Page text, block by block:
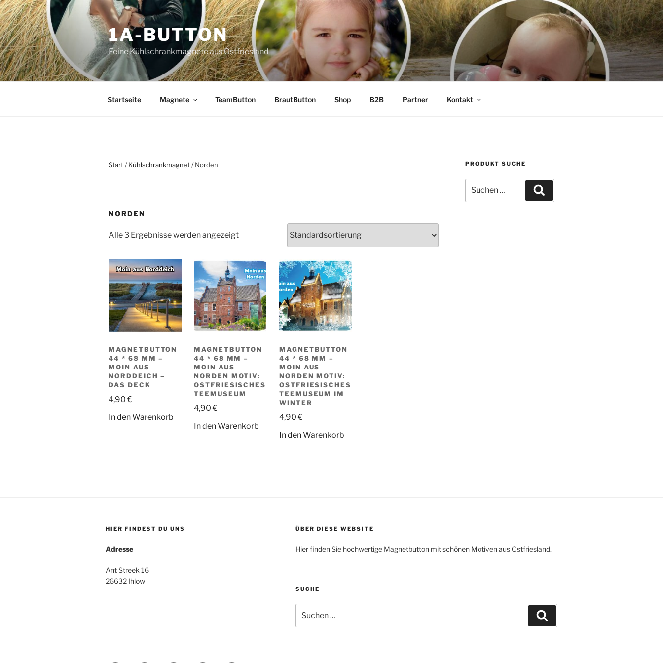
Zum
Inhalt
springen
1A-BUTTON
Feine Kühlschrankmagnete aus Ostfriesland
Startseite Magnete TeamButton BrautButton Shop B2B Partner Kontakt
Start/Kühlschrankmagnet/ Norden
NORDEN
Alle 3 Ergebnisse werden angezeigt
MAGNETBUTTON
44 * 68 MM –
MOIN AUS
NORDDEICH –
DAS DECK
4,90€
In den Warenkorb
MAGNETBUTTON
44 * 68 MM –
MOIN AUS
NORDEN MOTIV:
OSTFRIESISCHES
TEEMUSEUM
4,90€
In den Warenkorb
MAGNETBUTTON
44 * 68 MM –
MOIN AUS
NORDEN MOTIV:
OSTFRIESISCHES
TEEMUSEUM IM
WINTER
4,90€
In den Warenkorb
PRODUKT SUCHE
nach:
HIER FINDEST DU UNS
Adresse
Ant Streek 16
26632 Ihlow
ÜBER DIESE WEBSITE
Hier finden Sie hochwertige Magnetbutton mit schönen Motiven aus Ostfriesland.
SUCHE
nach: